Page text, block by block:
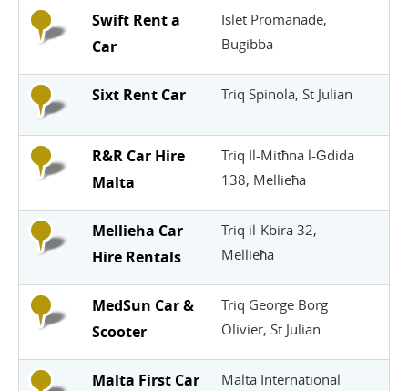
Swift Rent a
Car
Islet Promanade,
Bugibba
Sixt Rent Car Triq Spinola, St Julian
R&R Car Hire
Malta
Triq Il-Mitħna l-Ġdida
138, Mellieħa
Mellieha Car
Hire Rentals
Triq il-Kbira 32,
Mellieħa
MedSun Car &
Scooter
Triq George Borg
Olivier, St Julian
Malta First Car
Malta International